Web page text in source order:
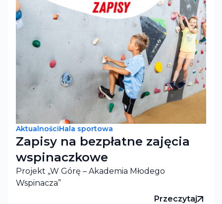
AktualnościHala sportowa
Zapisy na bezpłatne zajęcia
wspinaczkowe
Projekt „W Górę – Akademia Młodego
Wspinacza”
Przeczytaj